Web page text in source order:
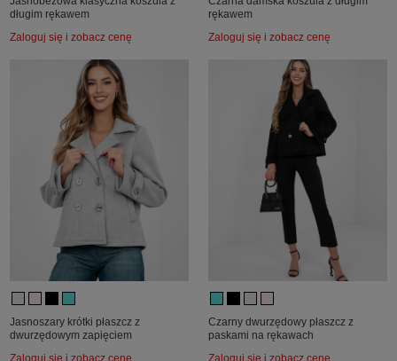
długim rękawem
Zaloguj się i zobacz cenę
rękawem
Zaloguj się i zobacz cenę
Jasnoszary krótki płaszcz z
dwurzędowym zapięciem
Zaloguj się i zobacz cenę
Czarny dwurzędowy płaszcz z
paskami na rękawach
Zaloguj się i zobacz cenę